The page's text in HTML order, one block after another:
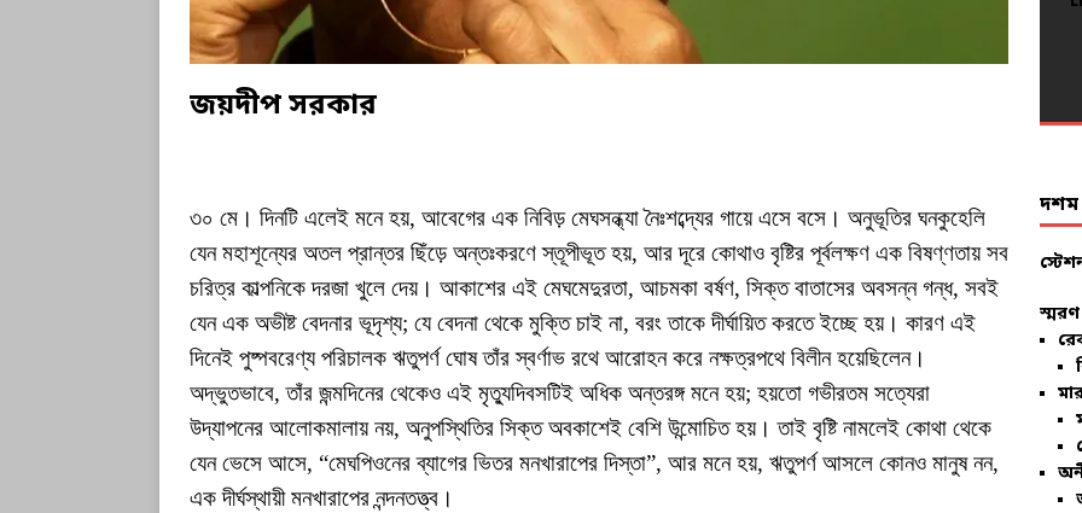
জয়দীপ সরকার
৩০ মে। দিনটি এলেই মনে হয়, আবেগের এক নিবিড় মেঘসন্ধ্যা নৈঃশব্দ্যের গায়ে এসে বসে। অনুভূতির ঘনকুহেলি
যেন মহাশূন্যের অতল প্রান্তর ছিঁড়ে অন্তঃকরণে স্তূপীভূত হয়, আর দূরে কোথাও বৃষ্টির পূর্বলক্ষণ এক বিষণ্ণতায় সব
চরিত্র কাল্পনিকে দরজা খুলে দেয়। আকাশের এই মেঘমেদুরতা, আচমকা বর্ষণ, সিক্ত বাতাসের অবসন্ন গন্ধ, সবই
যেন এক অভীষ্ট বেদনার ভূদৃশ্য; যে বেদনা থেকে মুক্তি চাই না, বরং তাকে দীর্ঘায়িত করতে ইচ্ছে হয়। কারণ এই
দিনেই পুষ্পবরেণ্য পরিচালক ঋতুপর্ণ ঘোষ তাঁর স্বর্ণাভ রথে আরোহন করে নক্ষত্রপথে বিলীন হয়েছিলেন।
অদ্ভুতভাবে, তাঁর জন্মদিনের থেকেও এই মৃত্যুদিবসটিই অধিক অন্তরঙ্গ মনে হয়; হয়তো গভীরতম সত্যেরা
উদ্‌যাপনের আলোকমালায় নয়, অনুপস্থিতির সিক্ত অবকাশেই বেশি উন্মোচিত হয়। তাই বৃষ্টি নামলেই কোথা থেকে
যেন ভেসে আসে, “মেঘপিওনের ব্যাগের ভিতর মনখারাপের দিস্তা”, আর মনে হয়, ঋতুপর্ণ আসলে কোনও মানুষ নন,
এক দীর্ঘস্থায়ী মনখারাপের নন্দনতত্ত্ব।
দশম
স্মরণ